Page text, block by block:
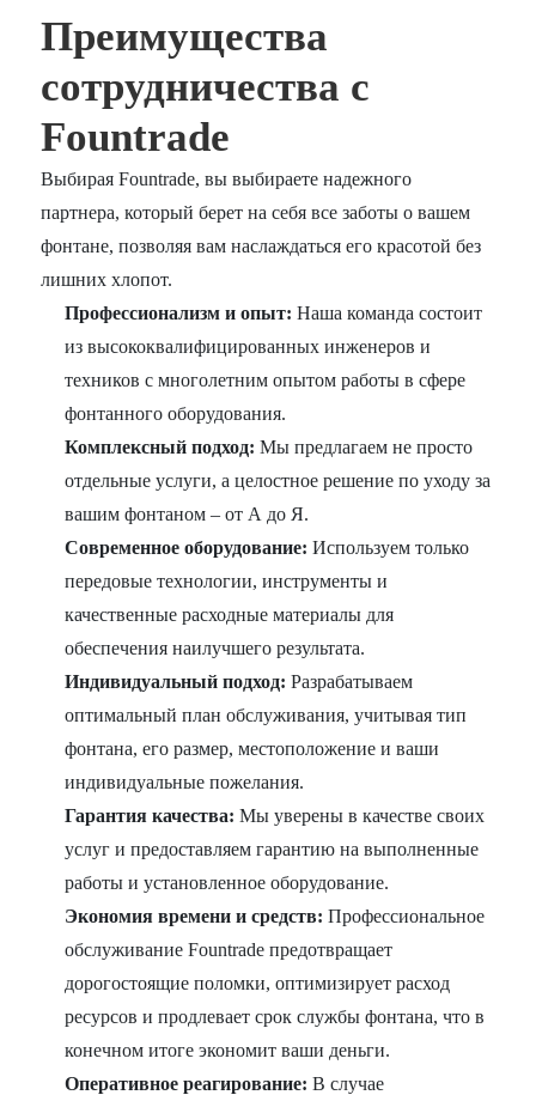
Преимущества
сотрудничества с
Fountrade
Выбирая Fountrade, вы выбираете надежного
партнера, который берет на себя все заботы о вашем
фонтане, позволяя вам наслаждаться его красотой без
лишних хлопот.
Профессионализм и опыт: Наша команда состоит
из высококвалифицированных инженеров и
техников с многолетним опытом работы в сфере
фонтанного оборудования.
Комплексный подход: Мы предлагаем не просто
отдельные услуги, а целостное решение по уходу за
вашим фонтаном – от А до Я.
Современное оборудование: Используем только
передовые технологии, инструменты и
качественные расходные материалы для
обеспечения наилучшего результата.
Индивидуальный подход: Разрабатываем
оптимальный план обслуживания, учитывая тип
фонтана, его размер, местоположение и ваши
индивидуальные пожелания.
Гарантия качества: Мы уверены в качестве своих
услуг и предоставляем гарантию на выполненные
работы и установленное оборудование.
Экономия времени и средств: Профессиональное
обслуживание Fountrade предотвращает
дорогостоящие поломки, оптимизирует расход
ресурсов и продлевает срок службы фонтана, что в
конечном итоге экономит ваши деньги.
Оперативное реагирование: В случае